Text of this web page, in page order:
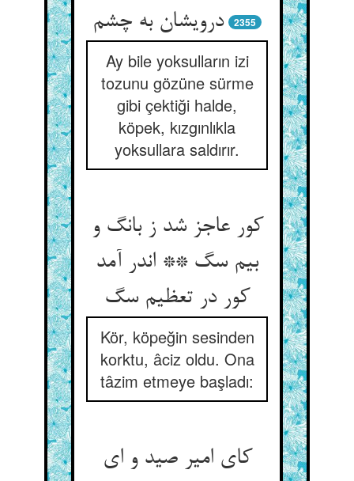
درویشان به چشم‏
2355
Ay bile yoksulların izi
tozunu gözüne sürme
gibi çektiği halde,
köpek, kızgınlıkla
yoksullara saldırır.
کور عاجز شد ز بانگ و
بیم سگ ** اندر آمد
کور در تعظیم سگ‏
Kör, köpeğin sesinden
korktu, âciz oldu. Ona
tâzim etmeye başladı:
کای امیر صید و ای